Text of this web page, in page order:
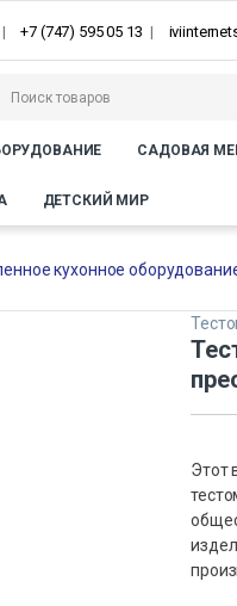
+7 (747) 595 05 13
САДОВАЯ
ДЕТСКИЙ МИР
кухонное
Этот